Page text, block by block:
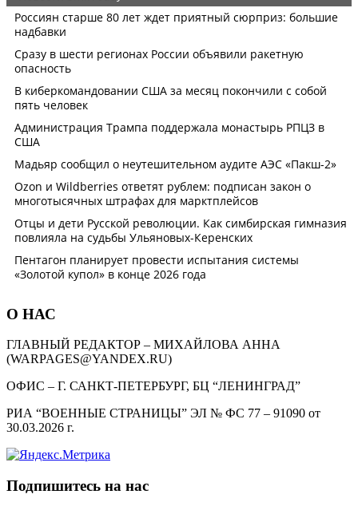
О НАС
ГЛАВНЫЙ РЕДАКТОР – МИХАЙЛОВА АННА
(WARPAGES@YANDEX.RU)
ОФИС – Г. САНКТ-ПЕТЕРБУРГ, БЦ “ЛЕНИНГРАД”
РИА “ВОЕННЫЕ СТРАНИЦЫ” ЭЛ № ФС 77 – 91090 от
30.03.2026 г.
Подпишитесь на нас